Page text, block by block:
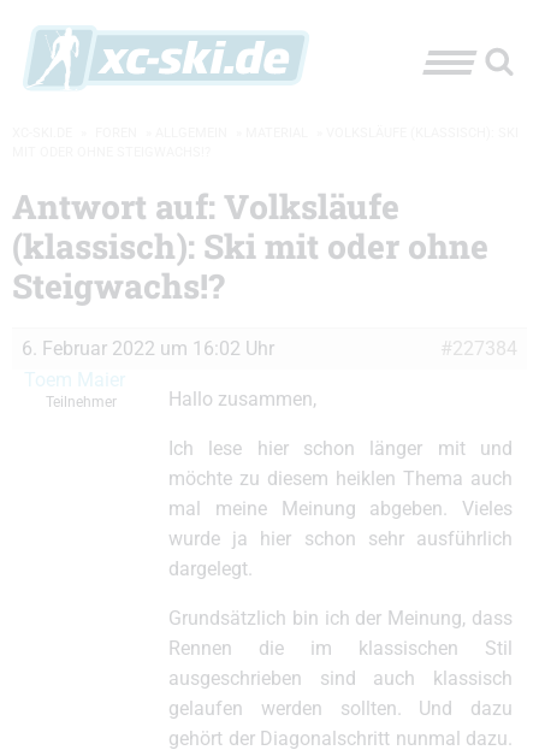
Antwort auf: Volksläufe
(klassisch): Ski mit oder ohne
Steigwachs!?
6. Februar 2022 um 16:02 Uhr
#227384
Toem Maier
Teilnehmer Hallo zusammen,
Ich lese hier schon länger mit und
möchte zu diesem heiklen Thema auch
mal meine Meinung abgeben. Vieles
wurde ja hier schon sehr ausführlich
dargelegt.
Grundsätzlich bin ich der Meinung, dass
Rennen die im klassischen Stil
ausgeschrieben sind auch klassisch
gelaufen werden sollten. Und dazu
gehört der Diagonalschritt nunmal dazu.